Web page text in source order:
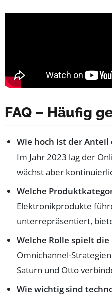
FAQ – Häufig
Wie hoch ist der Anteil
Im Jahr 2023 lag der
wächst aber
Welche
Elektronikprodukte
unterrepräsentiert,
Welche Rolle spielt
Omnichannel-
Saturn und Otto
Wie wichtig sind